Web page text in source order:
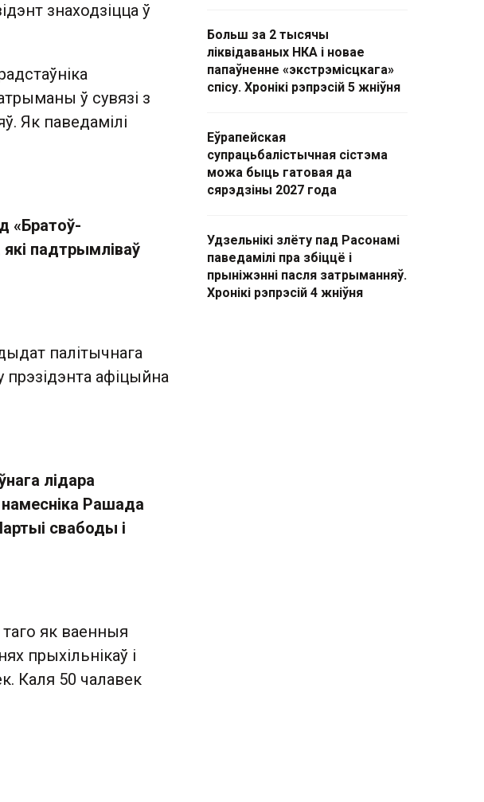
знаходзіцца ў
ў сувязі з
Як паведамілі
«Братоў-
падтрымліваў
палітычнага
прэзідэнта афіцыйна
лідара
Рашада
свабоды і
як ваенныя
прыхільнікаў і
Каля 50 чалавек
Больш за 2 тысячы
ліквідаваных НКА і новае
папаўненне «экстрэмісцкага»
спісу. Хронікі рэпрэсій 5 жніўня
Еўрапейская
супрацьбалістычная сістэма
можа быць гатовая да
сярэдзіны 2027 года
Удзельнікі злёту пад Расонамі
паведамілі пра збіццё і
прыніжэнні пасля затрыманняў.
Хронікі рэпрэсій 4 жніўня